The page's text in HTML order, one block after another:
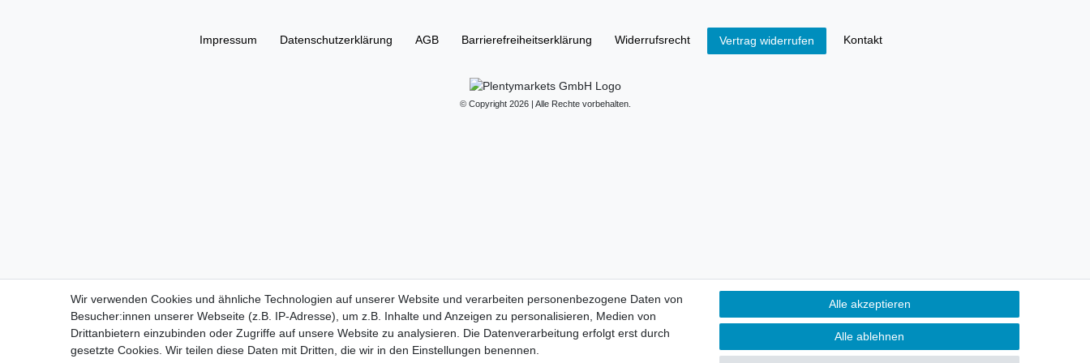
Impressum Daten­schutz­erklärung AGB Barrierefreiheitserklärung Widerrufs­recht Vertrag widerrufen Kontakt
© Copyright 2026 | Alle Rechte vorbehalten.
Wir verwenden Cookies und ähnliche Technologien auf unserer Website und verarbeiten personenbezogene Daten von
Besucher:innen unserer Webseite (z.B. IP-Adresse), um z.B. Inhalte und Anzeigen zu personalisieren, Medien von
Drittanbietern einzubinden oder Zugriffe auf unsere Website zu analysieren. Die Datenverarbeitung erfolgt erst durch
gesetzte Cookies. Wir teilen diese Daten mit Dritten, die wir in den Einstellungen benennen.
Alle akzeptieren
Alle ablehnen